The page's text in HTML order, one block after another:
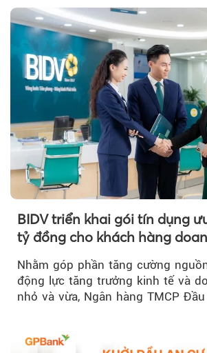
BIDV triển khai gói tín dụng
tỷ đồng cho khách hàng
Nhằm góp phần tăng cường
động lực tăng trưởng kinh tế và
nhỏ và vừa, Ngân hàng TMCP